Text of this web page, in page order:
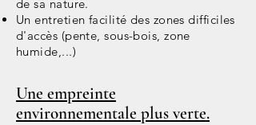
de sa nature.
Un entretien facilité des zones difficiles
d'accès (pente, sous-bois, zone
humide,...)
Une empreinte
environnementale plus verte.